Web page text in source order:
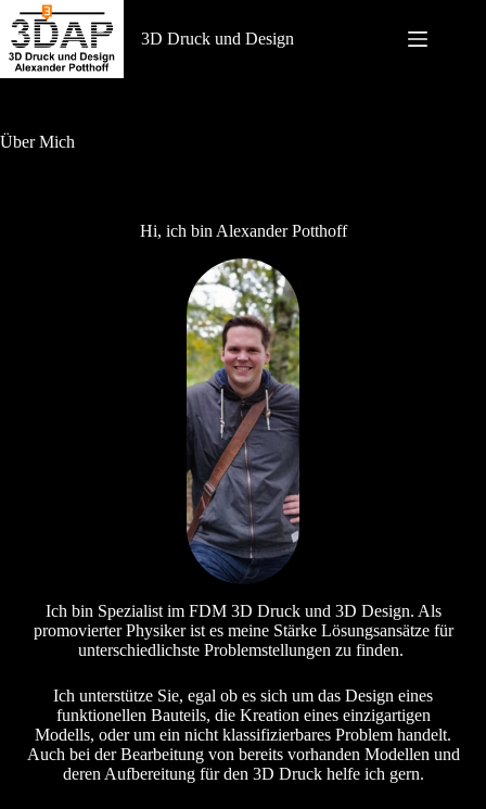
Zum
Inhalt
springen
3D Druck und Design
Über Mich
Hi, ich bin Alexander Potthoff
Ich bin Spezialist im FDM 3D Druck und 3D Design. Als
promovierter Physiker ist es meine Stärke Lösungsansätze für
unterschiedlichste Problemstellungen zu finden.
Ich unterstütze Sie, egal ob es sich um das Design eines
funktionellen Bauteils, die Kreation eines einzigartigen
Modells, oder um ein nicht klassifizierbares Problem handelt.
Auch bei der Bearbeitung von bereits vorhanden Modellen und
deren Aufbereitung für den 3D Druck helfe ich gern.